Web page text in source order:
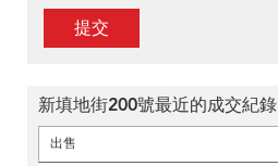
提交
新填地街200號最近的成交紀錄
出售